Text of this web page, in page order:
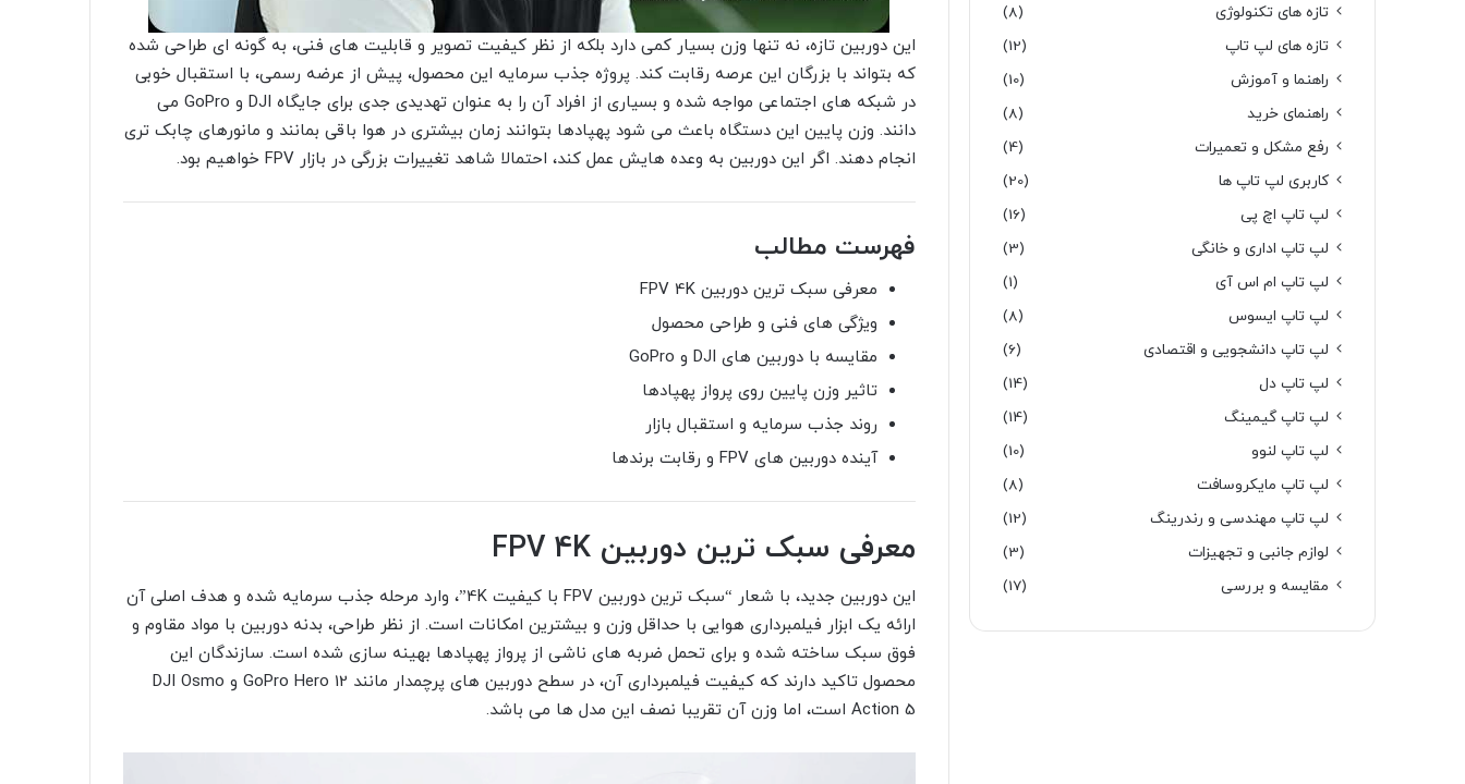
این دوربین تازه، نه تنها وزن بسیار کمی دارد بلکه از نظر کیفیت تصویر و قابلیت های فنی، به گونه ای طراحی شده
که بتواند با بزرگان این عرصه رقابت کند. پروژه جذب سرمایه این محصول، پیش از عرضه رسمی، با استقبال خوبی
در شبکه های اجتماعی مواجه شده و بسیاری از افراد آن را به عنوان تهدیدی جدی برای جایگاه DJI و GoPro می
دانند. وزن پایین این دستگاه باعث می شود پهپادها بتوانند زمان بیشتری در هوا باقی بمانند و مانورهای چابک تری
انجام دهند. اگر این دوربین به وعده هایش عمل کند، احتمالا شاهد تغییرات بزرگی در بازار FPV خواهیم بود.
فهرست مطالب
معرفی سبک ترین دوربین FPV 4K
ویژگی های فنی و طراحی محصول
مقایسه با دوربین های DJI و GoPro
تاثیر وزن پایین روی پرواز پهپادها
روند جذب سرمایه و استقبال بازار
آینده دوربین های FPV و رقابت برندها
معرفی سبک ترین دوربین FPV 4K
این دوربین جدید، با شعار “سبک ترین دوربین FPV با کیفیت 4K”، وارد مرحله جذب سرمایه شده و هدف اصلی آن
ارائه یک ابزار فیلمبرداری هوایی با حداقل وزن و بیشترین امکانات است. از نظر طراحی، بدنه دوربین با مواد مقاوم و
فوق سبک ساخته شده و برای تحمل ضربه های ناشی از پرواز پهپادها بهینه سازی شده است. سازندگان این
محصول تاکید دارند که کیفیت فیلمبرداری آن، در سطح دوربین های پرچمدار مانند GoPro Hero 12 و DJI Osmo
Action 5 است، اما وزن آن تقریبا نصف این مدل ها می باشد.
تازه های تکنولوژی
(8)
تازه های لپ تاپ
(12)
راهنما و آموزش
(10)
راهنمای خرید
(8)
رفع مشکل و تعمیرات
(4)
کاربری لپ تاپ ها
(20)
لپ تاپ اچ پی
(16)
لپ تاپ اداری و خانگی
(3)
لپ تاپ ام اس آی
(1)
لپ تاپ ایسوس
(8)
لپ تاپ دانشجویی و اقتصادی
(6)
لپ تاپ دل
(14)
لپ تاپ گیمینگ
(14)
لپ تاپ لنوو
(10)
لپ تاپ مایکروسافت
(8)
لپ تاپ مهندسی و رندرینگ
(12)
لوازم جانبی و تجهیزات
(3)
مقایسه و بررسی
(17)